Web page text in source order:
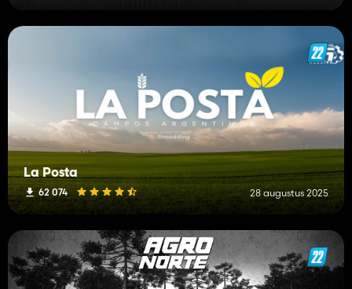
La Posta
62 074 28 augustus 2025